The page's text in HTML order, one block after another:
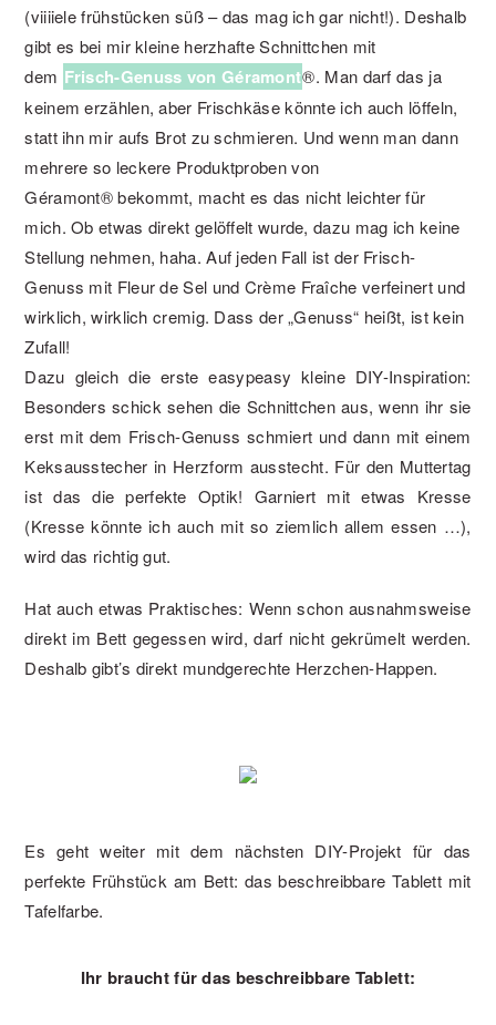
(viiiiele frühstücken süß – das mag ich gar nicht!). Deshalb
gibt es bei mir kleine herzhafte Schnittchen mit
dem Frisch-Genuss von Géramont®. Man darf das ja
keinem erzählen, aber Frischkäse könnte ich auch löffeln,
statt ihn mir aufs Brot zu schmieren. Und wenn man dann
mehrere so leckere Produktproben von
Géramont® bekommt, macht es das nicht leichter für
mich. Ob etwas direkt gelöffelt wurde, dazu mag ich keine
Stellung nehmen, haha. Auf jeden Fall ist der Frisch-
Genuss mit Fleur de Sel und Crème Fraîche verfeinert und
wirklich, wirklich cremig. Dass der „Genuss“ heißt, ist kein
Zufall!
Dazu gleich die erste easypeasy kleine DIY-Inspiration:
Besonders schick sehen die Schnittchen aus, wenn ihr sie
erst mit dem Frisch-Genuss schmiert und dann mit einem
Keksausstecher in Herzform ausstecht. Für den Muttertag
ist das die perfekte Optik! Garniert mit etwas Kresse
(Kresse könnte ich auch mit so ziemlich allem essen …),
wird das richtig gut.
Hat auch etwas Praktisches: Wenn schon ausnahmsweise
direkt im Bett gegessen wird, darf nicht gekrümelt werden.
Deshalb gibt’s direkt mundgerechte Herzchen-Happen.
Es geht weiter mit dem nächsten DIY-Projekt für das
perfekte Frühstück am Bett: das beschreibbare Tablett mit
Tafelfarbe.
Ihr braucht für das beschreibbare Tablett: